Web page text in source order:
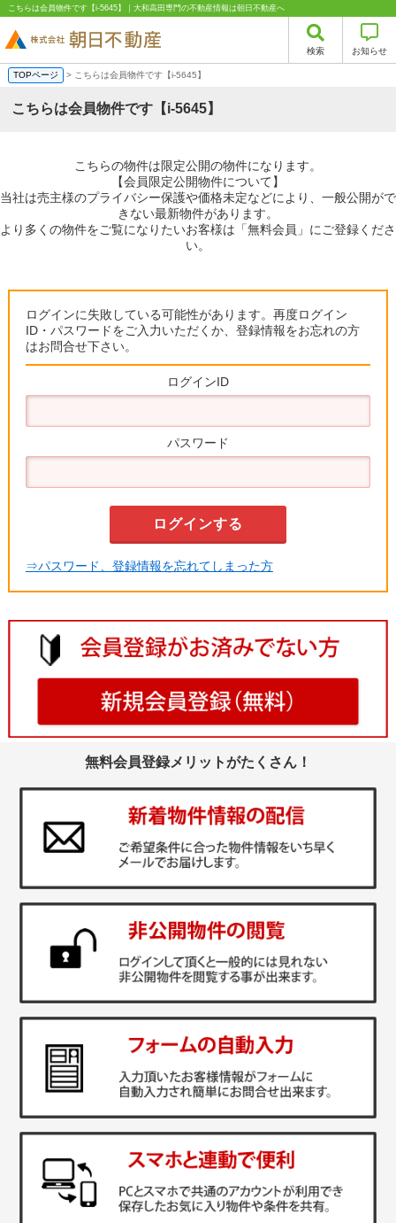
こちらは会員物件です【i-5645】｜大和高田専門の不動産情報は朝日不動産へ
検索 お知らせ
TOPページ > こちらは会員物件です【i-5645】
こちらは会員物件です【i-5645】
こちらの物件は限定公開の物件になります。
【会員限定公開物件について】
当社は売主様のプライバシー保護や価格未定などにより、一般公開がで
きない最新物件があります。
より多くの物件をご覧になりたいお客様は「無料会員」にご登録くださ
い。
ログインに失敗している可能性があります。再度ログイン
ID・パスワードをご入力いただくか、登録情報をお忘れの方
はお問合せ下さい。
ログインID
パスワード
⇒パスワード、登録情報を忘れてしまった方
無料会員登録メリットがたくさん！